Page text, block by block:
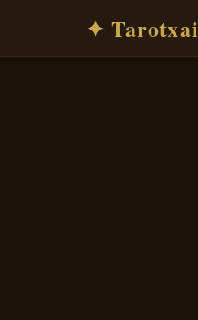
✦ Tarotxai